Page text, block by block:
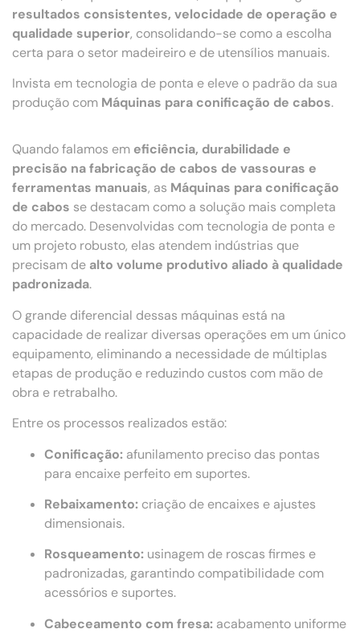
resultados consistentes, velocidade de operação e
qualidade superior, consolidando-se como a escolha
certa para o setor madeireiro e de utensílios manuais.
Invista em tecnologia de ponta e eleve o padrão da sua
produção com Máquinas para conificação de cabos.
Quando falamos em eficiência, durabilidade e
precisão na fabricação de cabos de vassouras e
ferramentas manuais, as Máquinas para conificação
de cabos se destacam como a solução mais completa
do mercado. Desenvolvidas com tecnologia de ponta e
um projeto robusto, elas atendem indústrias que
precisam de alto volume produtivo aliado à qualidade
padronizada.
O grande diferencial dessas máquinas está na
capacidade de realizar diversas operações em um único
equipamento, eliminando a necessidade de múltiplas
etapas de produção e reduzindo custos com mão de
obra e retrabalho.
Entre os processos realizados estão:
Conificação: afunilamento preciso das pontas
para encaixe perfeito em suportes.
Rebaixamento: criação de encaixes e ajustes
dimensionais.
Rosqueamento: usinagem de roscas firmes e
padronizadas, garantindo compatibilidade com
acessórios e suportes.
Cabeceamento com fresa: acabamento uniforme